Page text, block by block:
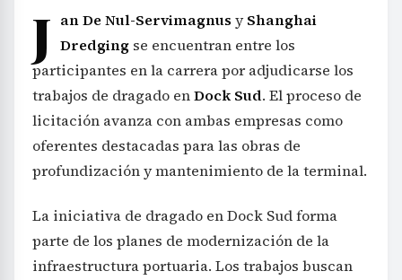
J an De Nul-Servimagnus yShanghai
Dredging se encuentran entre los
participantes en la carrera por adjudicarse los
trabajos de dragado enDock Sud. El proceso de
licitación avanza con ambas empresas como
oferentes destacadas para las obras de
profundización y mantenimiento de la terminal.
La iniciativa de dragado en Dock Sud forma
parte de los planes de modernización de la
infraestructura portuaria. Los trabajos buscan